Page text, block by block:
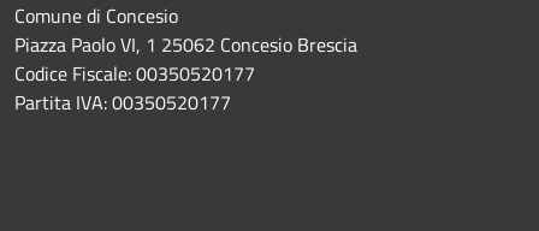
Comune di Concesio
Piazza Paolo VI, 1 25062 Concesio Brescia
Codice Fiscale: 00350520177
Partita IVA: 00350520177